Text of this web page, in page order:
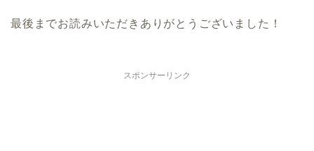
最後までお読みいただきありがとうございました！
スポンサーリンク